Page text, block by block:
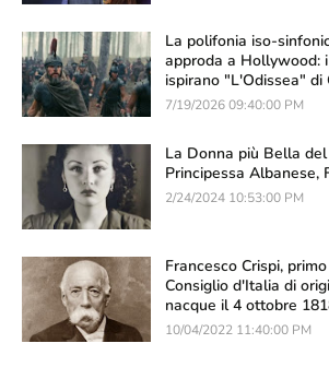
La polifonia iso-
approda a Hollywood:
ispirano "L'Odissea" di
7/19/2026 09:40:00 PM
La Donna più Bella
Principessa Albanese,
2/24/2024 10:53:00 PM
Francesco Crispi,
Consiglio d'Italia di
nacque il 4 ottobre
10/04/2022 11:40:00 PM